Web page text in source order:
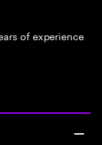
of experience